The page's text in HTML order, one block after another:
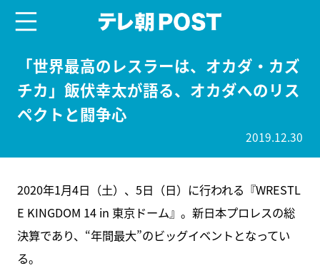
「世界最高のレスラーは、オカダ・カズ
チカ」飯伏幸太が語る、オカダへのリス
ペクトと闘争心
2019.12.30
2020年1月4日（土）、5日（日）に行われる『WRESTL
E KINGDOM 14 in 東京ドーム』。新日本プロレスの総
決算であり、“年間最大”のビッグイベントとなってい
る。